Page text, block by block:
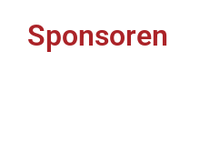
Sponsoren